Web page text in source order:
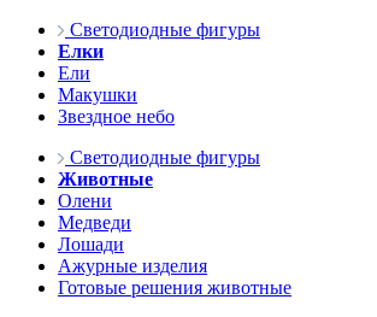
Светодиодные фигуры
Елки
Ели
Макушки
Звездное небо
Светодиодные фигуры
Животные
Олени
Медведи
Лошади
Ажурные изделия
Готовые решения животные